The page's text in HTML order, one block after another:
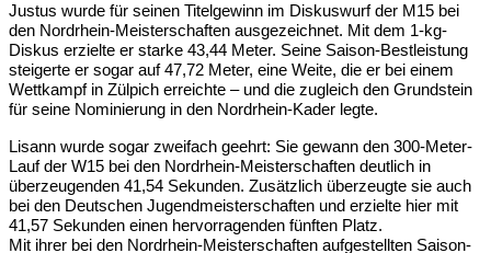
Justus wurde für seinen Titelgewinn im Diskuswurf der M15 bei
den Nordrhein-Meisterschaften ausgezeichnet. Mit dem 1-kg-
Diskus erzielte er starke 43,44 Meter. Seine Saison-Bestleistung
steigerte er sogar auf 47,72 Meter, eine Weite, die er bei einem
Wettkampf in Zülpich erreichte – und die zugleich den Grundstein
für seine Nominierung in den Nordrhein-Kader legte.
Lisann wurde sogar zweifach geehrt: Sie gewann den 300-Meter-
Lauf der W15 bei den Nordrhein-Meisterschaften deutlich in
überzeugenden 41,54 Sekunden. Zusätzlich überzeugte sie auch
bei den Deutschen Jugendmeisterschaften und erzielte hier mit
41,57 Sekunden einen hervorragenden fünften Platz.
Mit ihrer bei den Nordrhein-Meisterschaften aufgestellten Saison-